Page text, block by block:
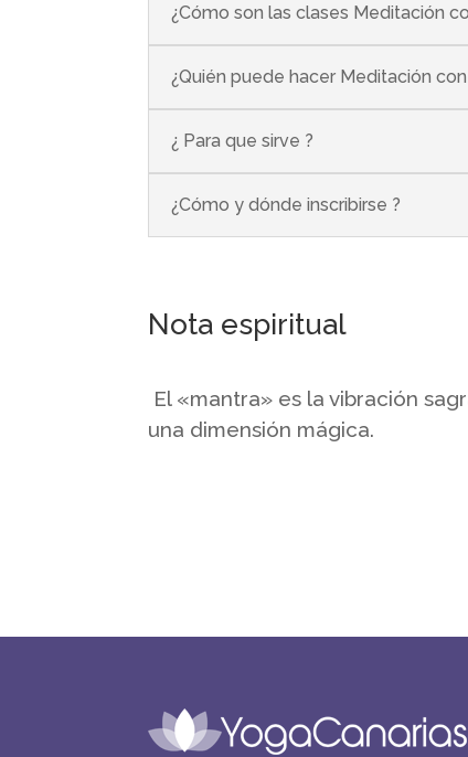
¿Cómo son las clases Meditación
¿Quién puede hacer Meditación
¿ Para que sirve ?
¿Cómo y dónde inscribirse ?
Nota espiritual
El «mantra» es la vibración
una dimensión mágica.